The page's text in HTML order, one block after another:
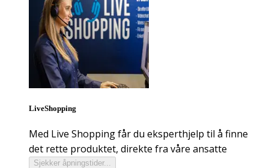
LiveShopping
Med Live Shopping får du eksperthjelp til å finne
det rette produktet, direkte fra våre ansatte
Sjekker åpningstider...